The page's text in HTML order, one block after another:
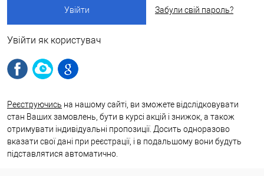
Забули свій пароль?
Увійти як користувач
Реєструючись на нашому сайті, ви зможете відслідковувати
стан Ваших замовлень, бути в курсі акцій і знижок, а також
отримувати індивідуальні пропозиції. Досить одноразово
вказати свої дані при реєстрації, і в подальшому вони будуть
підставлятися автоматично.